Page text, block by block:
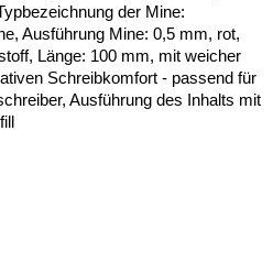
der Mine:
Ausführung Mine: 0,5 mm, rot,
Länge: 100 mm, mit weicher
Schreibkomfort - passend für
Ausführung des Inhalts mit